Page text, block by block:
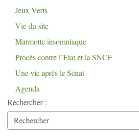
Jeux Verts
Vie du site
Marmotte insomniaque
Procès contre l’Etat et la SNCF
Une vie après le Sénat
Agenda
Rechercher :